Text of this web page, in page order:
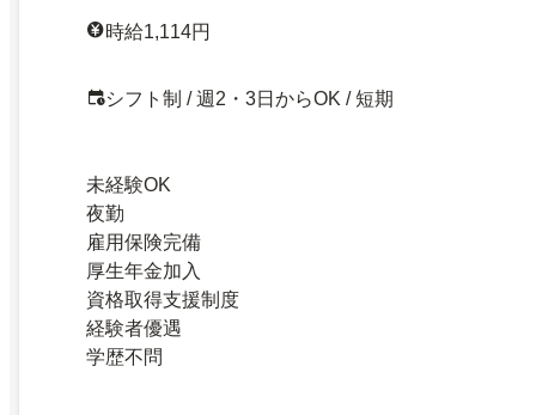
時給1,114円
シフト制 / 週2・3日からOK / 短期
未経験OK
夜勤
雇用保険完備
厚生年金加入
資格取得支援制度
経験者優遇
学歴不問